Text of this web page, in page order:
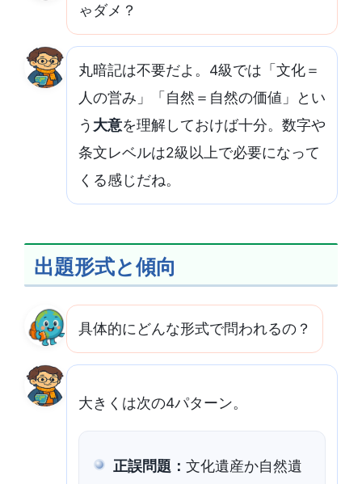
ゃダメ？
丸暗記は不要だよ。4級では「文化＝
人の営み」「自然＝自然の価値」とい
う 大意を理解しておけば十分。数字や
条文レベルは2級以上で必要になって
くる感じだね。
出題形式と傾向
具体的にどんな形式で問われるの？
大きくは次の4パターン。
正誤問題： 文化遺産か自然遺